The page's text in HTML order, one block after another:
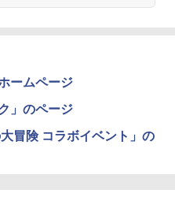
ープリペイド番号 9000円|オ
DualSense ワイヤレスコン
Xbox ワイヤレス コントロー
Xbox 充電式バッテリー + US
滅の刃」無限城編 第一章 猗
常版 [DVD]
ームページ
」のページ
冒険 コラボイベント」の